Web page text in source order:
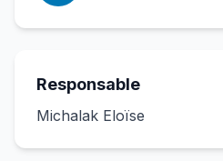
Responsable
Michalak Eloïse